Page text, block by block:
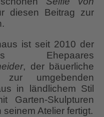
diesen Beitrag zur
ist seit 2010 der
Ehepaares
, der bäuerliche
umgebenden
in ländlichem Stil
Garten-Skulpturen
Atelier fertigt.